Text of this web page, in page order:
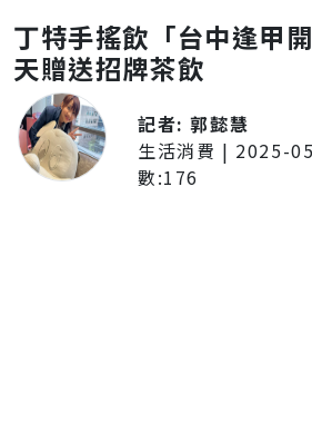
丁特手搖飲「台中逢甲
天贈送招牌茶飲
記者:郭懿慧
生活消費 | 2025-
數:176